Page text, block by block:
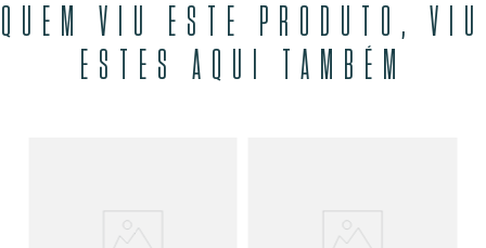
QUEM VIU ESTE PRODUTO, VIU
ESTES AQUI TAMBÉM